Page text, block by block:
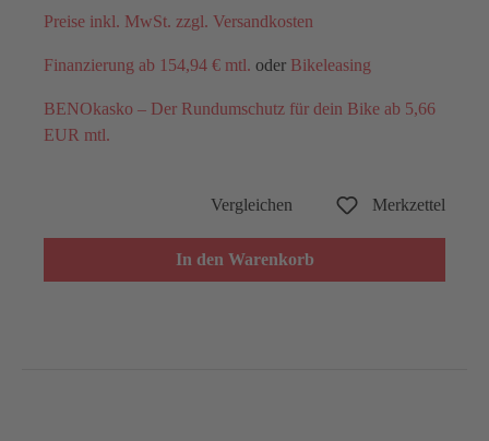
Preise inkl. MwSt. zzgl. Versandkosten
Finanzierung ab 154,94 € mtl. oder Bikeleasing
BENOkasko – Der Rundumschutz für dein Bike ab 5,66
EUR mtl.
Vergleichen Merkzettel
In den Warenkorb